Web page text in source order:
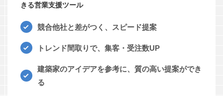
きる営業支援ツール
競合他社と差がつく、スピード提案
トレンド間取りで、集客・受注数UP
建築家のアイデアを参考に、質の高い提案ができ
る